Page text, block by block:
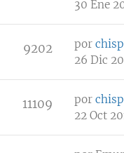
30 Ene
9202 por
26 Dic
11109 por
22 Oct